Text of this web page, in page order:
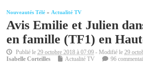
Nouveautés Télé »Actualité TV
Avis Emilie et Julien
en famille (TF1) en
Publié le29 octobre 2018 à 07:09 - Modifié le29
Isabelle Corteilles
Actualité TV 96